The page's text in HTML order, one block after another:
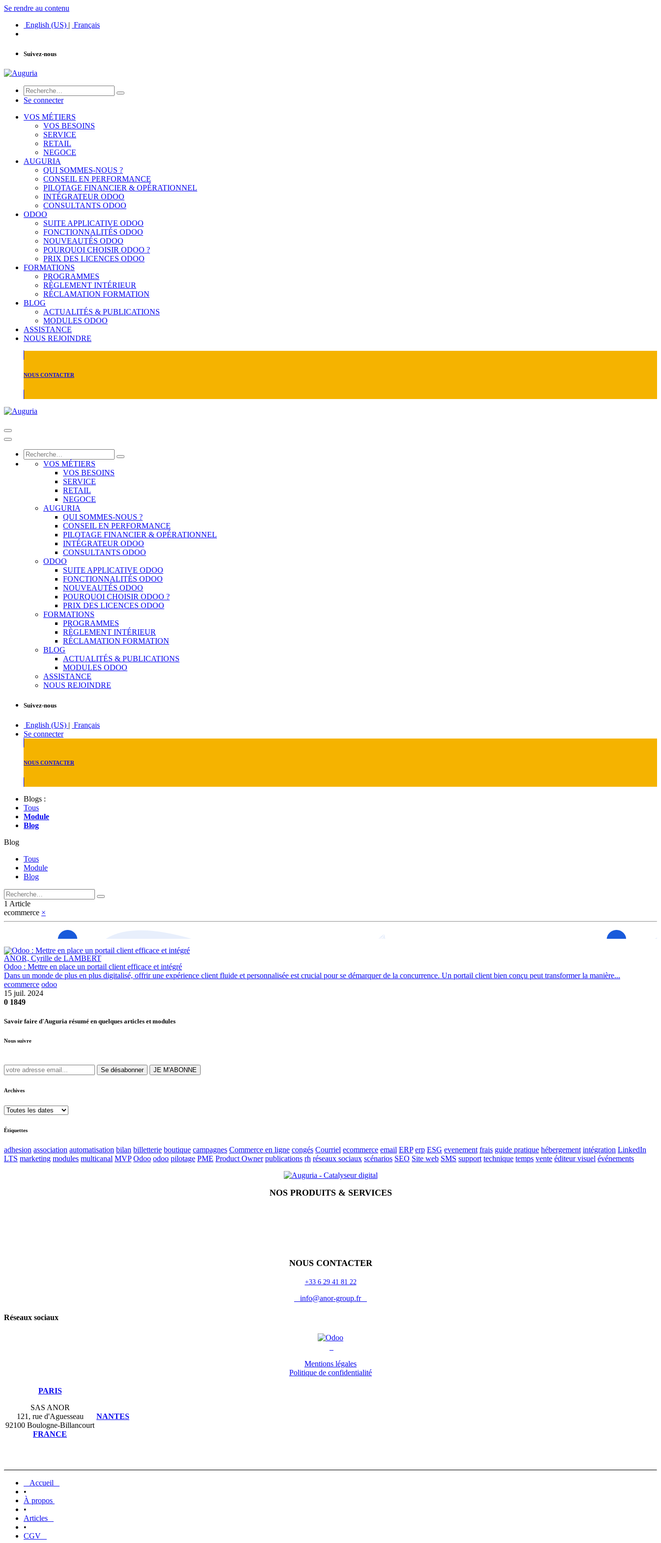
Se rendre au contenu
English (US) | Français
Suivez-nous
Se connecter
VOS MÉTIERS
VOS BESOINS
SERVICE
RETAIL
NEGOCE
AUGURIA
QUI SOMMES-NOUS ?
CONSEIL EN PERFORMANCE
PILOTAGE FINANCIER & OPÉRATIONNEL
INTÉGRATEUR ODOO
CONSULTANTS ODOO
ODOO
SUITE APPLICATIVE ODOO
FONCTIONNALITÉS ODOO
NOUVEAUTÉS ODOO
POURQUOI CHOISIR ODOO ?
PRIX DES LICENCES ODOO
FORMATIONS
PROGRAMMES
RÈGLEMENT INTÉRIEUR
RÉCLAMATION FORMATION
BLOG
ACTUALITÉS & PUBLICATIONS
MODULES ODOO
ASSISTANCE
NOUS REJOINDRE
NOUS CONTACTER
VOS MÉTIERS
VOS BESOINS
SERVICE
RETAIL
NEGOCE
AUGURIA
QUI SOMMES-NOUS ?
CONSEIL EN PERFORMANCE
PILOTAGE FINANCIER & OPÉRATIONNEL
INTÉGRATEUR ODOO
CONSULTANTS ODOO
ODOO
SUITE APPLICATIVE ODOO
FONCTIONNALITÉS ODOO
NOUVEAUTÉS ODOO
POURQUOI CHOISIR ODOO ?
PRIX DES LICENCES ODOO
FORMATIONS
PROGRAMMES
RÈGLEMENT INTÉRIEUR
RÉCLAMATION FORMATION
BLOG
ACTUALITÉS & PUBLICATIONS
MODULES ODOO
ASSISTANCE
NOUS REJOINDRE
Suivez-nous
English (US) | Français
Se connecter
NOUS CONTACTER
Blogs :
Tous
Module
Blog
Blog
Tous
Module
Blog
1 Article
ecommerce ×
ANOR, Cyrille de LAMBERT
Odoo : Mettre en place un portail client efficace et intégré
Dans un monde de plus en plus digitalisé, offrir une expérience client fluide et personnalisée est crucial pour se démarquer de la concurrence. Un portail client bien conçu peut transformer la manière...
ecommerce odoo
15 juil. 2024
0 1849
Savoir faire d'Auguria résumé en quelques articles et modules
Nous suivre
Se désabonner JE M'ABONNE
Archives
Étiquettes
adhesion association automatisation bilan billetterie boutique campagnes Commerce en ligne congés Courriel ecommerce email ERP erp ESG evenement frais guide pratique hébergement intégration LinkedIn
LTS marketing modules multicanal MVP Odoo odoo pilotage PME Product Owner publications rh réseaux sociaux scénarios SEO Site web SMS support technique temps vente éditeur visuel événements
NOS PRODUITS & SERVICES
NOUS CONTACTER
+33 6 29 41 81 22
info@anor-group.fr
Réseaux sociaux
Mentions légales
Politique de confidentialité
PARIS
SAS ANOR
121, rue d'Aguesseau
92100 Boulogne-Billancourt
FRANCE
NANTES
Accueil
•
À propos
•
Articles
•
CGV